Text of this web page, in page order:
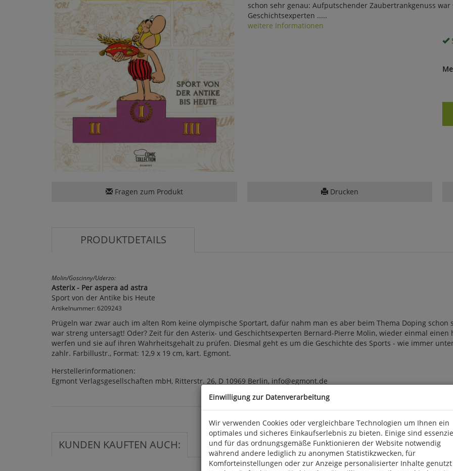
schon sehr genau: Aufputschender Zaubertrankgenuss
Geschichtsexperten .....
weitere Informationen
Fragen zum Produkt Drucken
PRODUKTDETAILS
Molin/Goscinny/Uderzo:
Asterix - Per aspera ad astra
Sport von der Antike bis Heute
Artikelnummer: 6209243
Prügeln war zwar auch im alten Rom keine olympische Sportart, dafür nahm man es aber beim Thema Doping
war streng untersagt! Oder? Zeit für den Asterix- und Geschichtsexperten Bernard-Pierre Molin, wieder einmal
werfen und sie auf ihren Wahrheitsgehalt zu prüfen. Diesmal geht es um die Geschichte des Sports - wie immer
zahlr. Farbillustr., Format: 12,9 x 19 cm, kart. Egmont.
Herstellerinformationen:
Egmont Verlagsgesellschaften mbH, Ritterstr. 26, D 10969 Berlin, info@egmont.de
KUNDEN KAUFTEN AUCH:
Einwilligung zur Datenverarbeitung
Wir verwenden Cookies oder vergleichbare Technologien um Ihnen ein
optimales und sicheres Einkaufserlebnis zu bieten. Einige sind
und für das ordnungsgemäße Funktionieren der Website notwendig
während andere lediglich zu anonymen Statistikzwecken, für
Komforteinstellungen oder zur Anzeige personalisierter Inhalte genutzt